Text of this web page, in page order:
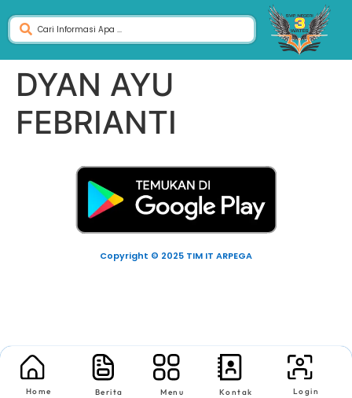
DYAN AYU
FEBRIANTI
Copyright © 2025 TIM IT ARPEGA
Home Berita Menu Kontak Login